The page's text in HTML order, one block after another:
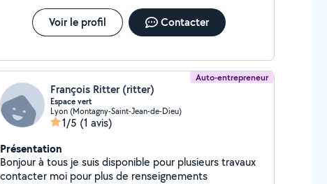
Voir le profil Contacter
Auto-entrepreneur
François Ritter (ritter)
Espace vert
Lyon (Montagny-Saint-Jean-de-Dieu)
1/5 (1 avis)
Présentation
Bonjour à tous je suis disponible pour plusieurs travaux
contacter moi pour plus de renseignements